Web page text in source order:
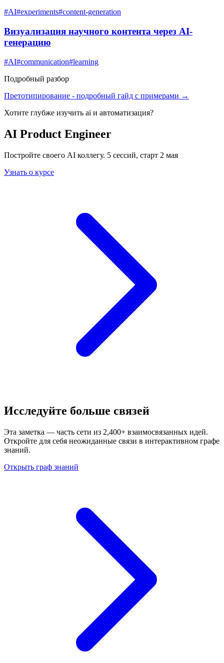
#AI#experiments#content-generation
Визуализация научного контента через AI-
генерацию
#AI#communication#learning
Подробный разбор
Претотипирование - подробный гайд с примерами →
Хотите глубже изучить ai и автоматизация?
AI Product Engineer
Постройте своего AI коллегу. 5 сессий, старт 2 мая
Узнать о курсе
Исследуйте больше связей
Эта заметка — часть сети из 2,400+ взаимосвязанных идей.
Откройте для себя неожиданные связи в интерактивном графе
знаний.
Открыть граф знаний